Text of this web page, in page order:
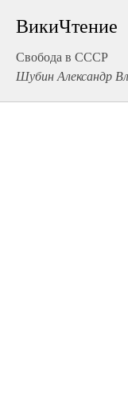
ВикиЧтение
Свобода в СССР
Шубин Александр